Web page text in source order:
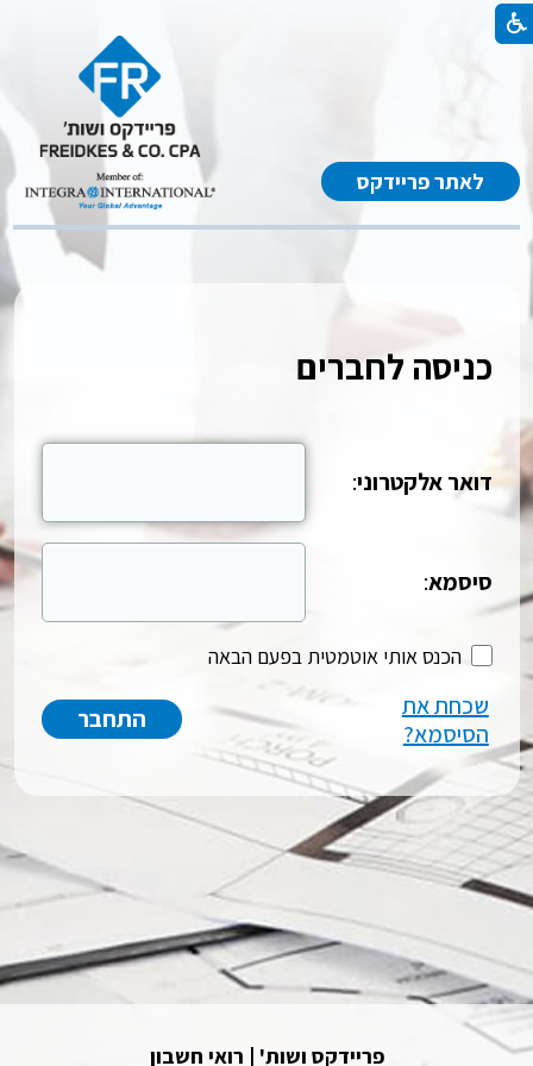
לאתר פריידקס
כניסה לחברים
דואר אלקטרוני:
סיסמא:
הכנס אותי אוטמטית בפעם הבאה
שכחת את
הסיסמא?
פריידקס ושות' | רואי חשבון